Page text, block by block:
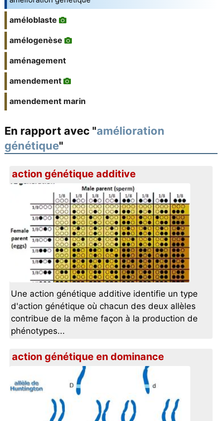
améloblaste
amélogenèse
aménagement
amendement
amendement marin
En rapport avec "amélioration
génétique"
action génétique additive
Une action génétique additive identifie un type
d'action génétique où chacun des deux allèles
contribue de la même façon à la production de
phénotypes...
action génétique en dominance